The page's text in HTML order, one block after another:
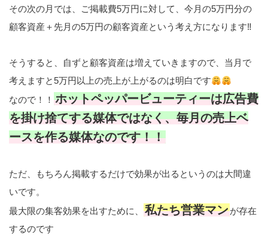
その次の月では、ご掲載費5万円に対して、今月の5万円分の
顧客資産＋先月の5万円の顧客資産という考え方になります‼
そうすると、自ずと顧客資産は増えていきますので、当月で
考えますと5万円以上の売上が上がるのは明白です
なので！！ ホットペッパービューティーは広告費
を掛け捨てする媒体ではなく、毎月の売上ベ
ースを作る媒体なのです！！
ただ、もちろん掲載するだけで効果が出るというのは大間違
いです。
最大限の集客効果を出すために、
私たち営業マンが存在
するのです